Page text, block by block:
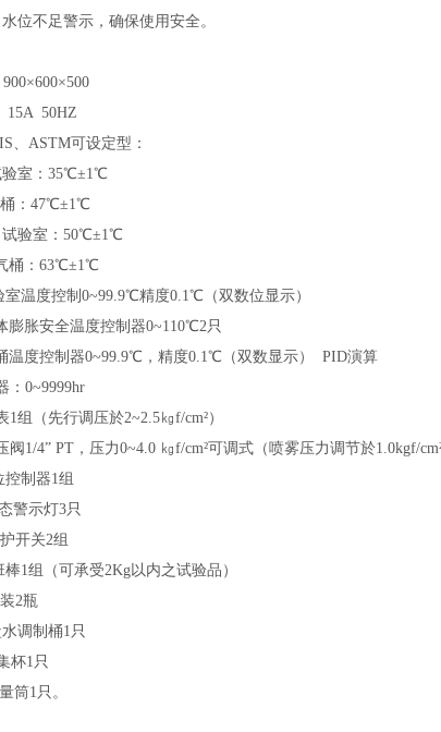
位不足警示，确保使用安全。
50HZ
、ASTM可设定型：
验室：35℃±1℃
桶：47℃±1℃
试验室：50℃±1℃
桶：63℃±1℃
室温度控制0~99.9℃精度0.1℃（双数位显示）
膨胀安全温度控制器0~110℃2只
温度控制器0~99.9℃，精度0.1℃（双数显示） PID演算
：0~9999hr
1组（先行调压於2~2.5㎏f/cm²）
阀 1/4” PT，压力0~4.0 ㎏f/cm²可调式（喷雾压力调节於1.0kgf/cm²
制器1组
警示灯3只
开关2组
1组（可承受2Kg以内之试验品）
2瓶
调制桶1只
杯1只
筒1只。